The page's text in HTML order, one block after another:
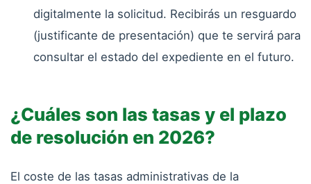
digitalmente la solicitud. Recibirás un resguardo
(justificante de presentación) que te servirá para
consultar el estado del expediente en el futuro.
¿Cuáles son las tasas y el plazo
de resolución en 2026?
El coste de las tasas administrativas de la